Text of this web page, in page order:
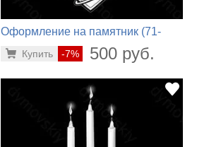
Оформление на памятник (71-
-7% 500 руб.
Купить